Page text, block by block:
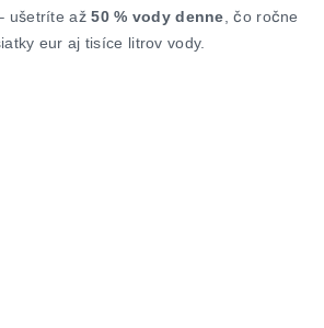
ušetríte až50 % vody denne , čo ročne
eur aj tisíce litrov vody.